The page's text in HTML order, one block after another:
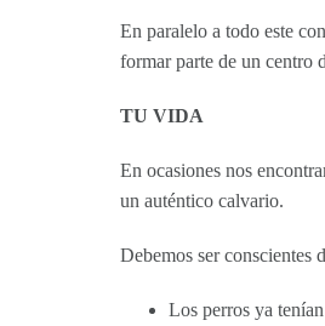
En paralelo a todo este
formar parte de un centro
TU VIDA
En ocasiones nos
un auténtico calvario.
Debemos ser conscientes
Los perros ya